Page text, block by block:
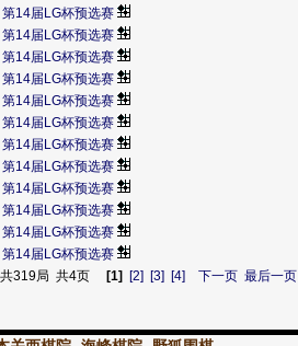
第14届LG杯预选赛
第14届LG杯预选赛
第14届LG杯预选赛
第14届LG杯预选赛
第14届LG杯预选赛
第14届LG杯预选赛
第14届LG杯预选赛
第14届LG杯预选赛
第14届LG杯预选赛
第14届LG杯预选赛
第14届LG杯预选赛
第14届LG杯预选赛
共319局 共4页
[1] [2] [3] [4] 下一页 最后一页